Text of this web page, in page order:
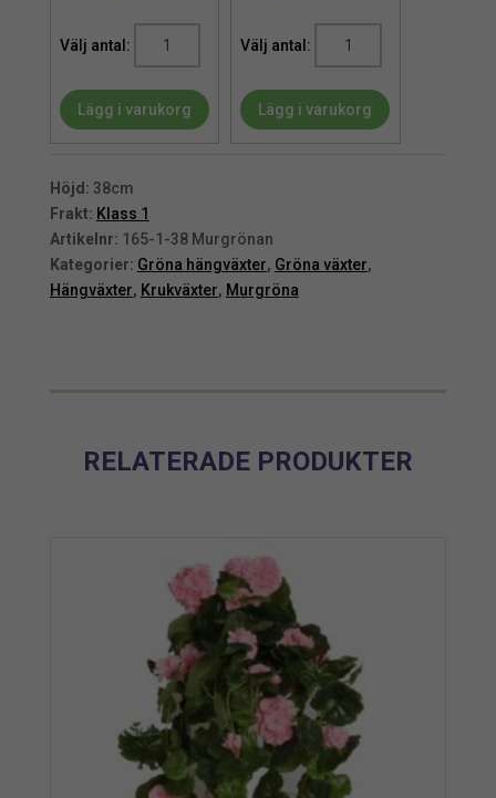
Murgröna
Konstgjord
Ivy
UV
38cm
mängd
Lägg i varukorg
Murgröna
Konstgjord
Ivy
mängd
Lägg i varukorg
Höjd: 38cm
Frakt: Klass 1
Artikelnr: 165-1-38 Murgrönan
Kategorier: Gröna hängväxter, Gröna växter,
Hängväxter, Krukväxter, Murgröna
RELATERADE PRODUKTER